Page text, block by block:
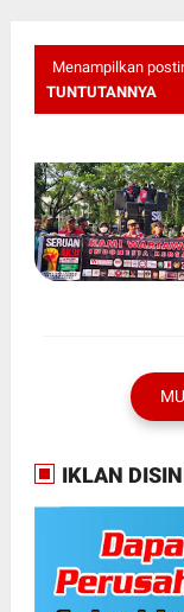
Menampilkan
TUNTUTANNYA
IKLAN